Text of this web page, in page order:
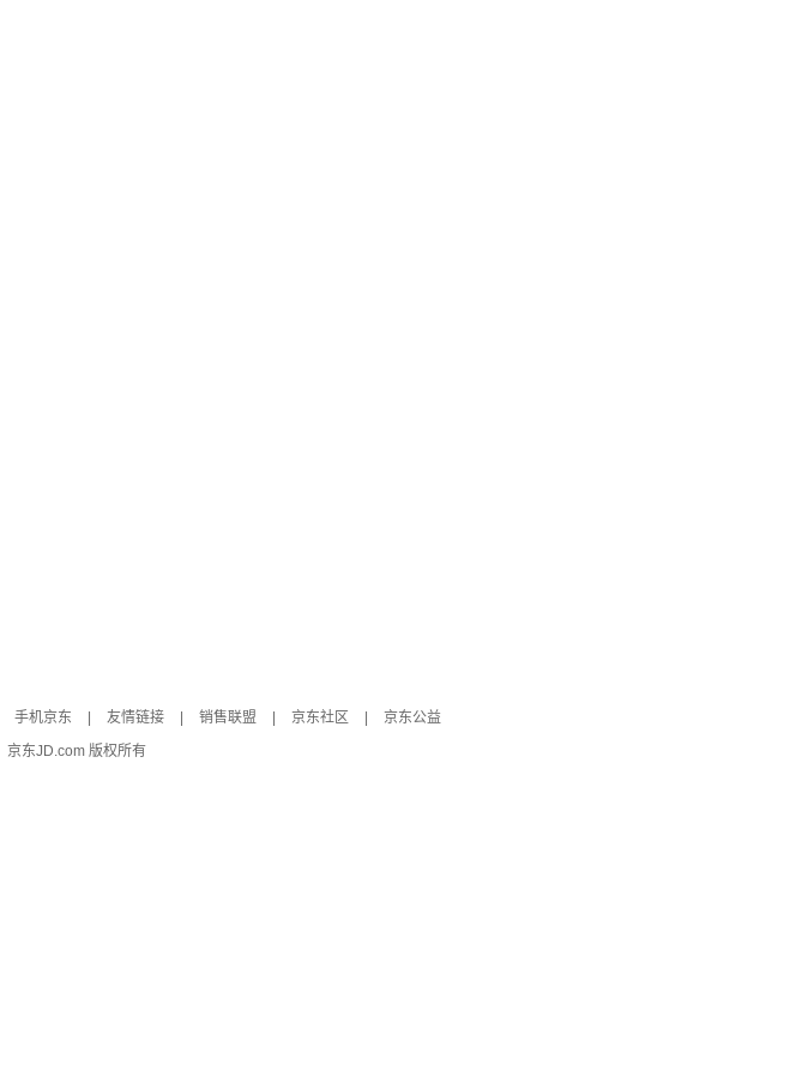
手机京东 友情链接 销售联盟 京东社区
京东公益
京东JD.com 版权所有